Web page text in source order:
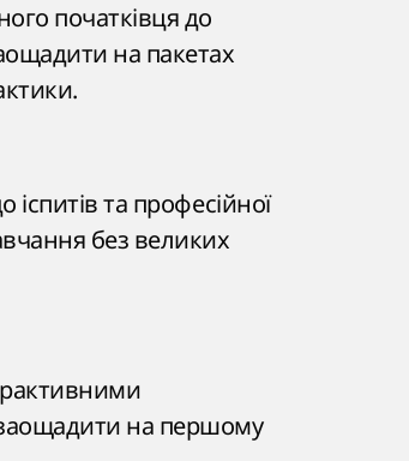
початківця до
на пакетах
та професійної
без великих
на першому